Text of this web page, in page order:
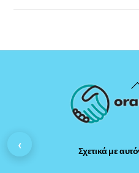
Σχετικά με
‹